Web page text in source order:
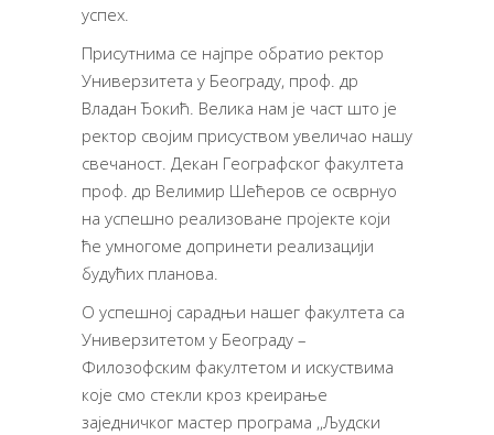
успех.
Присутнима се најпре обратио ректор
Универзитета у Београду, проф. др
Владан Ђокић. Велика нам је част што је
ректор својим присуством увеличао нашу
свечаност. Декан Географског факултета
проф. др Велимир Шећеров се осврнуо
на успешно реализоване пројекте који
ће умногоме допринети реализацији
будућих планова.
О успешној сарадњи нашег факултета са
Универзитетом у Београду –
Филозофским факултетом и искуствима
које смо стекли кроз креирање
заједничког мастер програма ,,Људски